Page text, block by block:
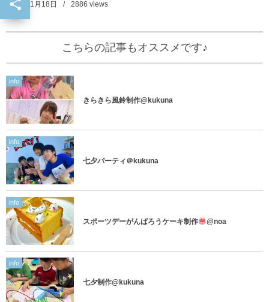
2021年1月18日 2886 views
こちらの記事もオススメです♪
info
きらきら風鈴制作@kukuna
info
七夕パーティ＠kukuna
info
スポーツデーがんばろうケーキ制作 @noa
info
七夕制作@kukuna